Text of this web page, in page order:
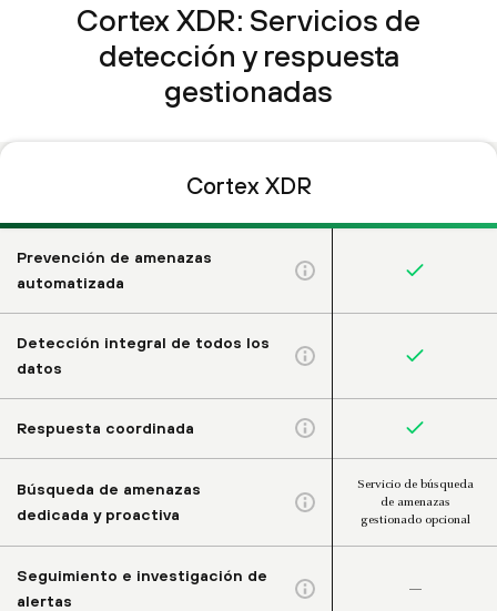
Cortex XDR: Servicios de
detección y respuesta
gestionadas
Cortex XDR
Prevención de amenazas
automatizada
Detección integral de todos los
datos
Respuesta coordinada
Búsqueda de amenazas
dedicada y proactiva
Servicio de búsqueda
de amenazas
gestionado opcional
Seguimiento e investigación de
alertas
–